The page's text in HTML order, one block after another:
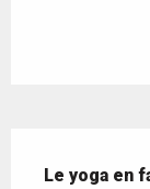
Le yoga en